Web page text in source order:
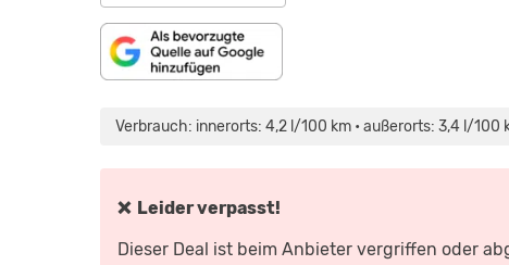
Verbrauch: innerorts: 4,2 l/100 km • außerorts: 3,4 l/100
❌ Leider verpasst!
Dieser Deal ist beim Anbieter vergriffen oder
PRAKTISCH
SPORTBACK
DEUTSCH“
ANZEIGEN